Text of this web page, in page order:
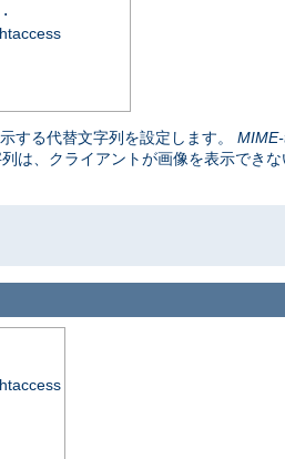
する代替文字列を設定します。
は、クライアントが画像を表示でき